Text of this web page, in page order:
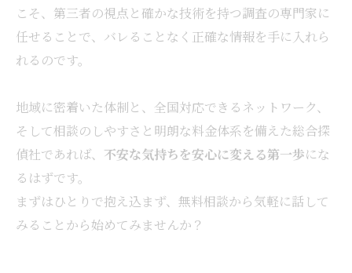
こそ、第三者の視点と確かな技術を持つ調査の専門家に
任せることで、バレることなく正確な情報を手に入れら
れるのです。
地域に密着いた体制と、全国対応できるネットワーク、
そして相談のしやすさと明朗な料金体系を備えた総合探
偵社であれば、 不安な気持ちを安心に変える第一歩にな
るはずです。
まずはひとりで抱え込まず、無料相談から気軽に話して
みることから始めてみませんか？